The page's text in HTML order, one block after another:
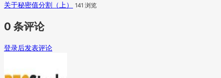
关于秘密值分割（上） 141 浏览
0 条评论
登录后发表评论